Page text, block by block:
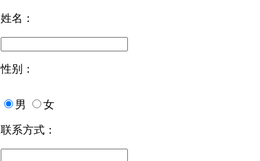
姓名：
性别：
男 女
联系方式：